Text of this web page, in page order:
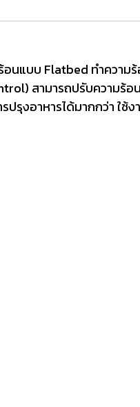
อนแบบ Flatbed ทำควา
สามารถปรับความร้อ
ปรุงอาหารได้มากกว่า ใ